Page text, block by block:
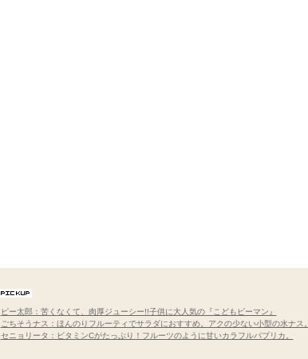
ピー太郎：苦くなくて、肉厚ジューシー!!子供に大人気の『こどもピーマン』
ごちそうナス：ほんのりフルーティでサラダにおすすめ。アクの少ない小型の水ナス。
セニョリータ：ビタミンCがたっぷり！フルーツのように甘いカラフルパプリカ。